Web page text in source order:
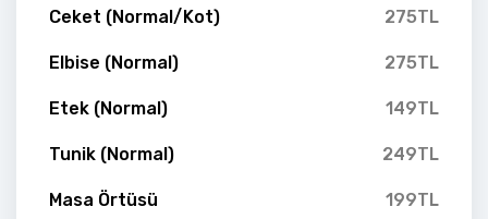
Ceket (Normal/Kot) 275TL
Elbise (Normal) 275TL
Etek (Normal) 149TL
Tunik (Normal) 249TL
Masa Örtüsü 199TL